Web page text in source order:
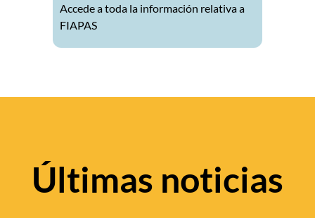
Accede a toda la información relativa a
FIAPAS
Últimas noticias